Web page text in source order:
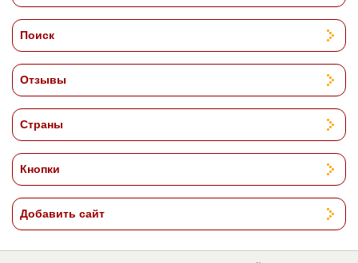
Поиск
Отзывы
Страны
Кнопки
Добавить сайт